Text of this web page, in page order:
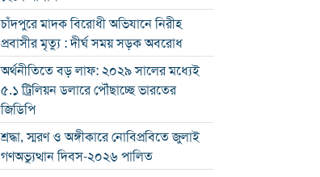
চাঁদপুরে মাদক বিরোধী অভিযানে নিরীহ
প্রবাসীর মৃত্যু : দীর্ঘ সময় সড়ক অবরোধ
অর্থনীতিতে বড় লাফ: ২০২৯ সালের মধ্যেই
৫.১ ট্রিলিয়ন ডলারে পৌঁছাচ্ছে ভারতের
জিডিপি
শ্রদ্ধা, স্মরণ ও অঙ্গীকারে নোবিপ্রবিতে জুলাই
গণঅভ্যুত্থান দিবস-২০২৬ পালিত